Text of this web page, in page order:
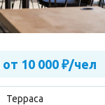
от 10 000 ₽/чел
Терраса